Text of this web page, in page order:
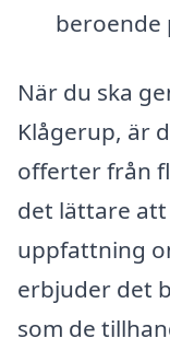
beroende
När du ska
Klågerup, är
offerter från
det lättare
uppfattning
erbjuder det
som de